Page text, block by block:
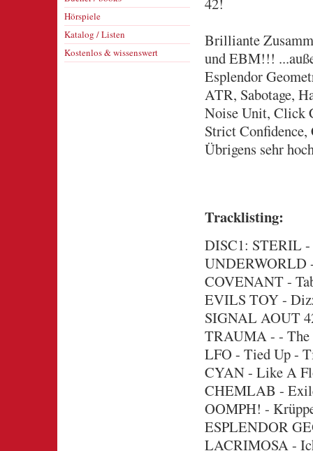
Hörspiele
Katalog / Listen
Kostenlos & wissenswert
Brilliante
und EBM!!!
Esplendor
ATR, Sabotage,
Noise Unit, Click
Strict
Übrigens sehr
Tracklisting:
DISC1: STERIL -
UNDERWORLD
COVENANT -
EVILS TOY -
SIGNAL AOUT
TRAUMA - - The
LFO - Tied Up -
CYAN - Like A
CHEMLAB -
OOMPH! -
ESPLENDOR
LACRIMOSA -